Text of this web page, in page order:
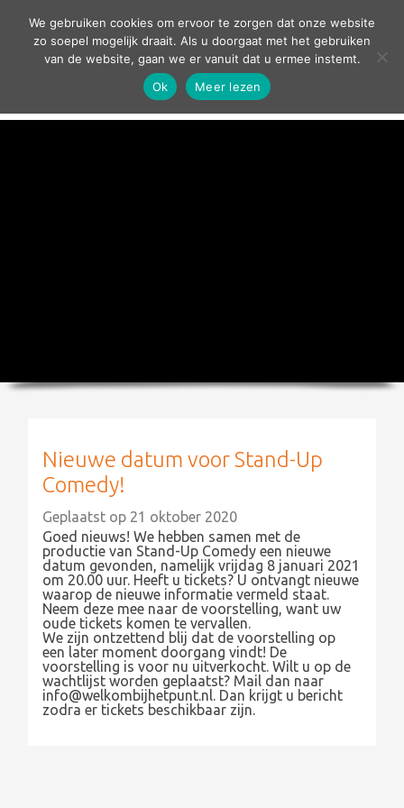
contact
Nieuwe datum voor Stand-Up
Comedy!
Geplaatst op 21 oktober 2020
Goed nieuws! We hebben samen met de
productie van Stand-Up Comedy een nieuwe
datum gevonden, namelijk vrijdag 8 januari 2021
om 20.00 uur. Heeft u tickets? U ontvangt nieuwe
waarop de nieuwe informatie vermeld staat.
Neem deze mee naar de voorstelling, want uw
oude tickets komen te vervallen.
We zijn ontzettend blij dat de voorstelling op
een later moment doorgang vindt! De
voorstelling is voor nu uitverkocht. Wilt u op de
wachtlijst worden geplaatst? Mail dan naar
info@welkombijhetpunt.nl. Dan krijgt u bericht
zodra er tickets beschikbaar zijn.
We gebruiken cookies om ervoor te zorgen dat onze website
zo soepel mogelijk draait. Als u doorgaat met het gebruiken
van de website, gaan we er vanuit dat u ermee instemt.
Ok
Meer lezen